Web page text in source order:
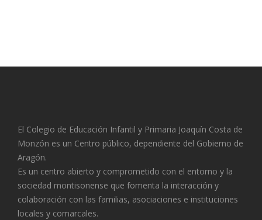
El Colegio de Educación Infantil y Primaria Joaquín Costa de
Monzón es un Centro público, dependiente del Gobierno de
Aragón.
Es un centro abierto y comprometido con el entorno y la
sociedad montisonense que fomenta la interacción y
colaboración con las familias, asociaciones e instituciones
locales y comarcales.